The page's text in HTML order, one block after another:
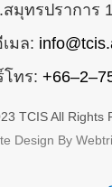
สมุทรปราการ
เมล:
โทร:
TCIS All Rights
Design By